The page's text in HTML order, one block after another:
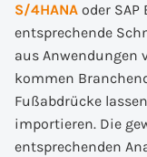
S/4HANA oder SAP
entsprechende
aus Anwendungen
kommen
Fußabdrücke
importieren. Die
entsprechenden